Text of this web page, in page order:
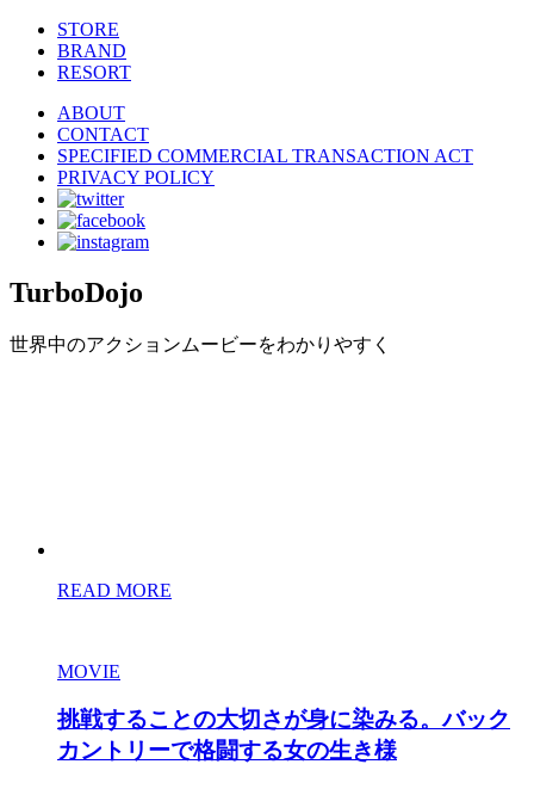
STORE
BRAND
RESORT
ABOUT
CONTACT
SPECIFIED COMMERCIAL TRANSACTION ACT
PRIVACY POLICY
TurboDojo
世界中のアクションムービーをわかりやすく
READ MORE
MOVIE
挑戦することの大切さが身に染みる。バック
カントリーで格闘する女の生き様